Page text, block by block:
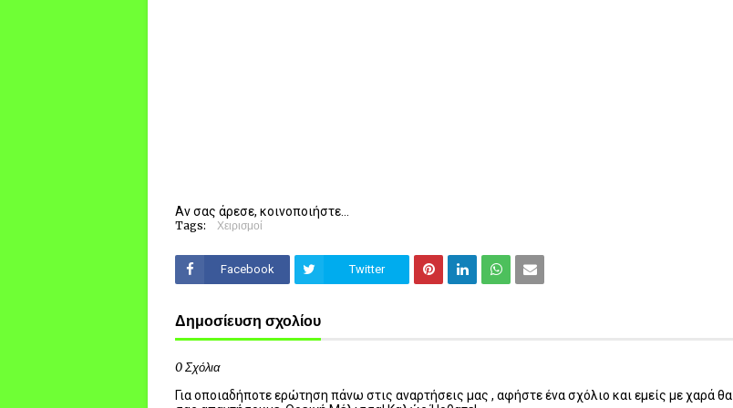
Αν σας άρεσε, κοινοποιήστε...
Tags: Χειρισμοί
Facebook Twitter
Δημοσίευση σχολίου
0 Σχόλια
Για οποιαδήποτε ερώτηση πάνω στις αναρτήσεις μας , αφήστε ένα σχόλιο και εμείς με χαρά θα